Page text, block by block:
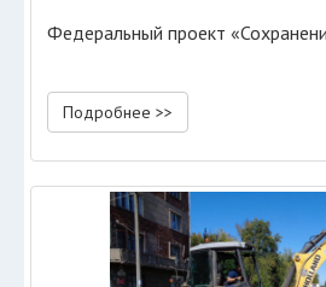
Федеральный проект
Подробнее >>